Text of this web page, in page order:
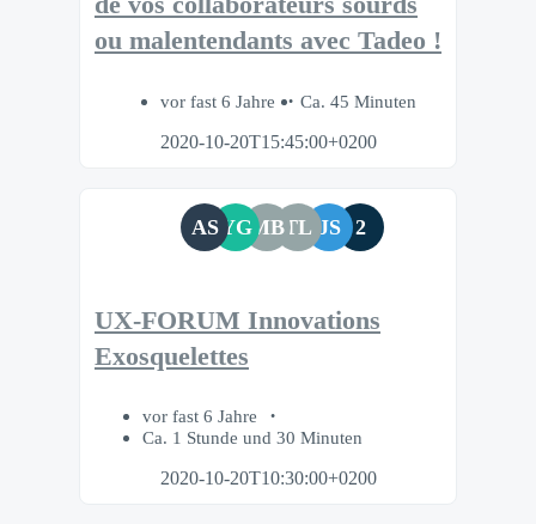
ou malentendants avec Tadeo !
vor fast 6 Jahre
Ca. 45 Minuten
2020-10-20T15:45:00+0200
AS YGMBTL JS 2
UX-FORUM Innovations
Exosquelettes
vor fast 6 Jahre
Ca. 1 Stunde und 30 Minuten
2020-10-20T10:30:00+0200